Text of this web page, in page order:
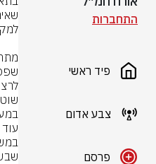
התחברות
פיד ראשי
צבע אדום
פרסם